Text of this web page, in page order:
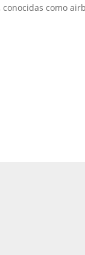
conocidas como